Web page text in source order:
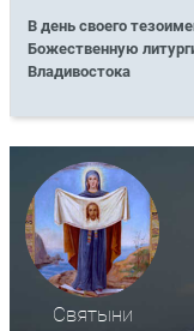
В день своего
Божественную
Владивостока
Святыни